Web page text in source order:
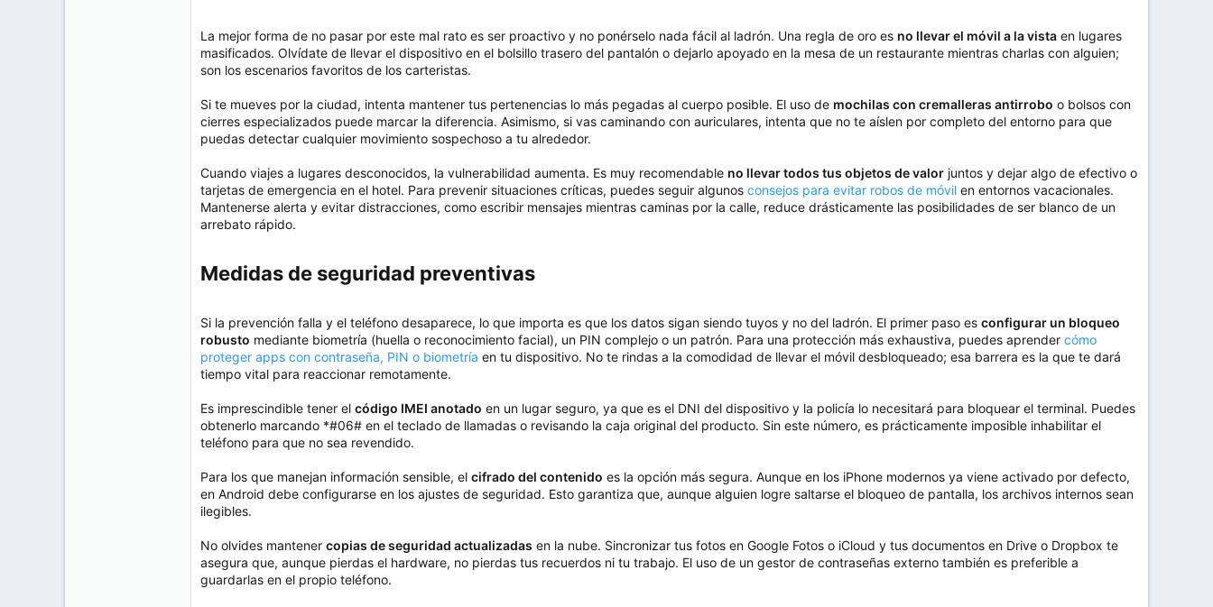
La mejor forma de no pasar por este mal rato es ser proactivo y no ponérselo nada fácil al ladrón. Una regla de oro es no llevar el móvil a la vista en lugares
masificados. Olvídate de llevar el dispositivo en el bolsillo trasero del pantalón o dejarlo apoyado en la mesa de un restaurante mientras charlas con alguien;
son los escenarios favoritos de los carteristas.
Si te mueves por la ciudad, intenta mantener tus pertenencias lo más pegadas al cuerpo posible. El uso de mochilas con cremalleras antirrobo o bolsos con
cierres especializados puede marcar la diferencia. Asimismo, si vas caminando con auriculares, intenta que no te aíslen por completo del entorno para que
puedas detectar cualquier movimiento sospechoso a tu alrededor.
Cuando viajes a lugares desconocidos, la vulnerabilidad aumenta. Es muy recomendable no llevar todos tus objetos de valor juntos y dejar algo de efectivo o
tarjetas de emergencia en el hotel. Para prevenir situaciones críticas, puedes seguir algunos consejos para evitar robos de móvil en entornos vacacionales.
Mantenerse alerta y evitar distracciones, como escribir mensajes mientras caminas por la calle, reduce drásticamente las posibilidades de ser blanco de un
arrebato rápido.
Medidas de seguridad preventivas​
Si la prevención falla y el teléfono desaparece, lo que importa es que los datos sigan siendo tuyos y no del ladrón. El primer paso es configurar un bloqueo
robusto mediante biometría (huella o reconocimiento facial), un PIN complejo o un patrón. Para una protección más exhaustiva, puedes aprender cómo
proteger apps con contraseña, PIN o biometría en tu dispositivo. No te rindas a la comodidad de llevar el móvil desbloqueado; esa barrera es la que te dará
tiempo vital para reaccionar remotamente.
Es imprescindible tener el código IMEI anotado en un lugar seguro, ya que es el DNI del dispositivo y la policía lo necesitará para bloquear el terminal. Puedes
obtenerlo marcando *#06# en el teclado de llamadas o revisando la caja original del producto. Sin este número, es prácticamente imposible inhabilitar el
teléfono para que no sea revendido.
Para los que manejan información sensible, el cifrado del contenido es la opción más segura. Aunque en los iPhone modernos ya viene activado por defecto,
en Android debe configurarse en los ajustes de seguridad. Esto garantiza que, aunque alguien logre saltarse el bloqueo de pantalla, los archivos internos sean
ilegibles.
No olvides mantener copias de seguridad actualizadas en la nube. Sincronizar tus fotos en Google Fotos o iCloud y tus documentos en Drive o Dropbox te
asegura que, aunque pierdas el hardware, no pierdas tus recuerdos ni tu trabajo. El uso de un gestor de contraseñas externo también es preferible a
guardarlas en el propio teléfono.